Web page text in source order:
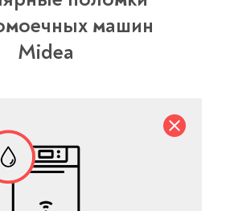
машин
Midea